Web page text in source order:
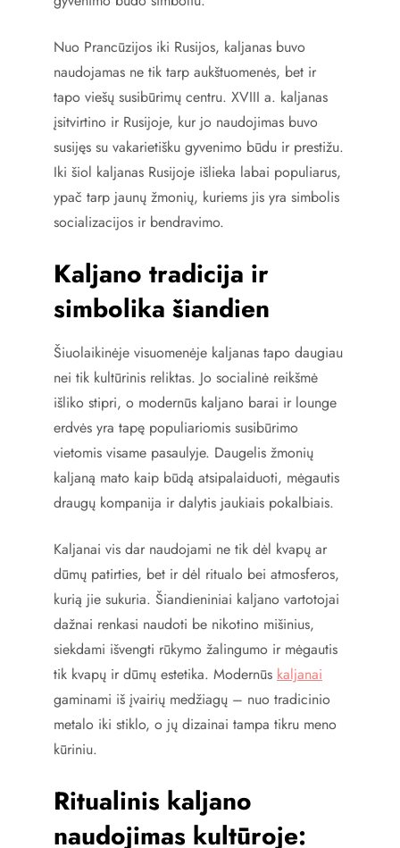
Nuo Prancūzijos iki Rusijos, kaljanas buvo
naudojamas ne tik tarp aukštuomenės, bet ir
tapo viešų susibūrimų centru. XVIII a. kaljanas
įsitvirtino ir Rusijoje, kur jo naudojimas buvo
susijęs su vakarietišku gyvenimo būdu ir prestižu.
Iki šiol kaljanas Rusijoje išlieka labai populiarus,
ypač tarp jaunų žmonių, kuriems jis yra simbolis
socializacijos ir bendravimo.
Kaljano tradicija ir
simbolika šiandien
Šiuolaikinėje visuomenėje kaljanas tapo daugiau
nei tik kultūrinis reliktas. Jo socialinė reikšmė
išliko stipri, o modernūs kaljano barai ir lounge
erdvės yra tapę populiariomis susibūrimo
vietomis visame pasaulyje. Daugelis žmonių
kaljaną mato kaip būdą atsipalaiduoti, mėgautis
draugų kompanija ir dalytis jaukiais pokalbiais.
Kaljanai vis dar naudojami ne tik dėl kvapų ar
dūmų patirties, bet ir dėl ritualo bei atmosferos,
kurią jie sukuria. Šiandieniniai kaljano vartotojai
dažnai renkasi naudoti be nikotino mišinius,
siekdami išvengti rūkymo žalingumo ir mėgautis
tik kvapų ir dūmų estetika. Modernūs kaljanai
gaminami iš įvairių medžiagų – nuo tradicinio
metalo iki stiklo, o jų dizainai tampa tikru meno
kūriniu.
Ritualinis kaljano
naudojimas kultūroje: